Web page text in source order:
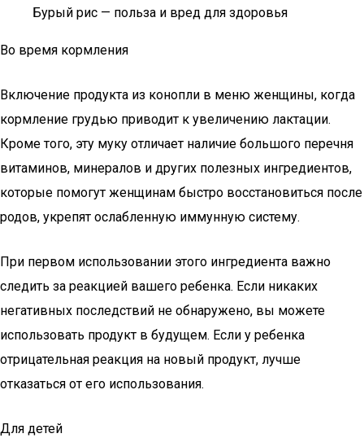
Бурый рис — польза и вред для здоровья
Во время кормления
Включение продукта из конопли в меню женщины, когда
кормление грудью приводит к увеличению лактации.
Кроме того, эту муку отличает наличие большого перечня
витаминов, минералов и других полезных ингредиентов,
которые помогут женщинам быстро восстановиться после
родов, укрепят ослабленную иммунную систему.
При первом использовании этого ингредиента важно
следить за реакцией вашего ребенка. Если никаких
негативных последствий не обнаружено, вы можете
использовать продукт в будущем. Если у ребенка
отрицательная реакция на новый продукт, лучше
отказаться от его использования.
Для детей